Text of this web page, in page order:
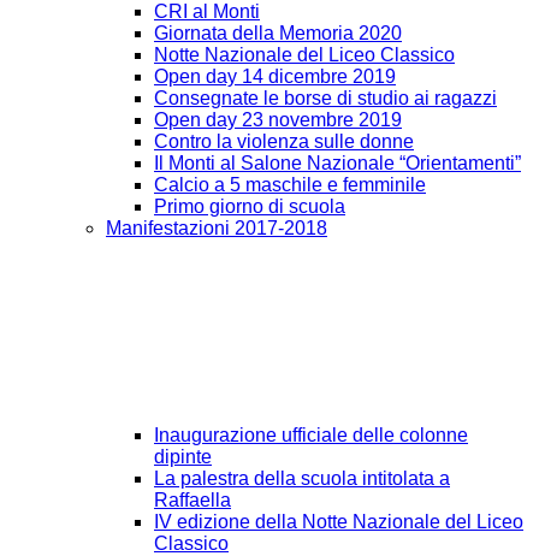
CRI al Monti
Giornata della Memoria 2020
Notte Nazionale del Liceo Classico
Open day 14 dicembre 2019
Consegnate le borse di studio ai ragazzi
Open day 23 novembre 2019
Contro la violenza sulle donne
Il Monti al Salone Nazionale “Orientamenti”
Calcio a 5 maschile e femminile
Primo giorno di scuola
Manifestazioni 2017-2018
Inaugurazione ufficiale delle colonne
dipinte
La palestra della scuola intitolata a
Raffaella
IV edizione della Notte Nazionale del Liceo
Classico